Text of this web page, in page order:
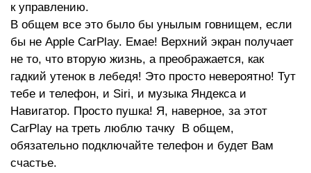
к управлению.
В общем все это было бы унылым говнищем, если
бы не Apple CarPlay. Емае! Верхний экран получает
не то, что вторую жизнь, а преображается, как
гадкий утенок в лебедя! Это просто невероятно! Тут
тебе и телефон, и Siri, и музыка Яндекса и
Навигатор. Просто пушка! Я, наверное, за этот
CarPlay на треть люблю тачку В общем,
обязательно подключайте телефон и будет Вам
счастье.